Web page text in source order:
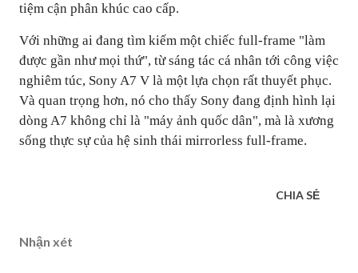
tiệm cận phân khúc cao cấp.
Với những ai đang tìm kiếm một chiếc full-frame "làm
được gần như mọi thứ", từ sáng tác cá nhân tới công việc
nghiêm túc, Sony A7 V là một lựa chọn rất thuyết phục.
Và quan trọng hơn, nó cho thấy Sony đang định hình lại
dòng A7 không chỉ là "máy ảnh quốc dân", mà là xương
sống thực sự của hệ sinh thái mirrorless full-frame.
CHIA SẺ
Nhận xét